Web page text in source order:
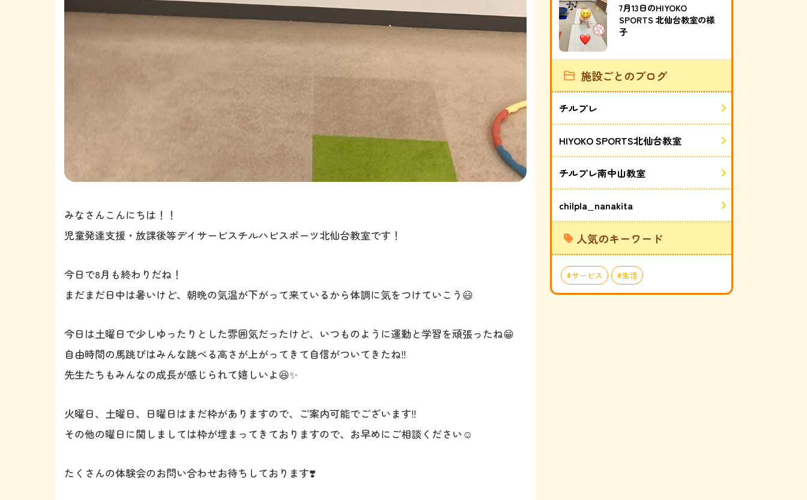
みなさんこんにちは！！
児童発達支援・放課後等デイサービスチルハピスポーツ北仙台教室です！
今日で8月も終わりだね！
まだまだ日中は暑いけど、朝晩の気温が下がって来ているから体調に気をつけていこう😃
今日は土曜日で少しゆったりとした雰囲気だったけど、いつものように運動と学習を頑張ったね😁
自由時間の馬跳びはみんな跳べる高さが上がってきて自信がついてきたね‼️
先生たちもみんなの成長が感じられて嬉しいよ😆✨
火曜日、土曜日、日曜日はまだ枠がありますので、ご案内可能でございます‼️
その他の曜日に関しましては枠が埋まってきておりますので、お早めにご相談ください☺️
たくさんの体験会のお問い合わせお待ちしております❣️
7月13日のHIYOKO
SPORTS 北仙台教室の様
子
施設ごとのブログ
チルプレ
HIYOKO SPORTS北仙台教室
チルプレ南中山教室
chilpla_nanakita
人気のキーワード
サービス 生活